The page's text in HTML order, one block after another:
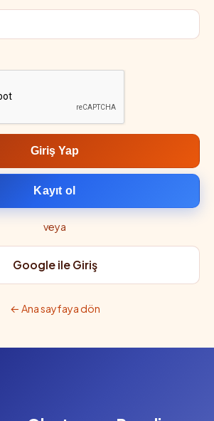
Giriş Yap
Kayıt ol
veya
Google ile Giriş
← Ana sayfaya dön